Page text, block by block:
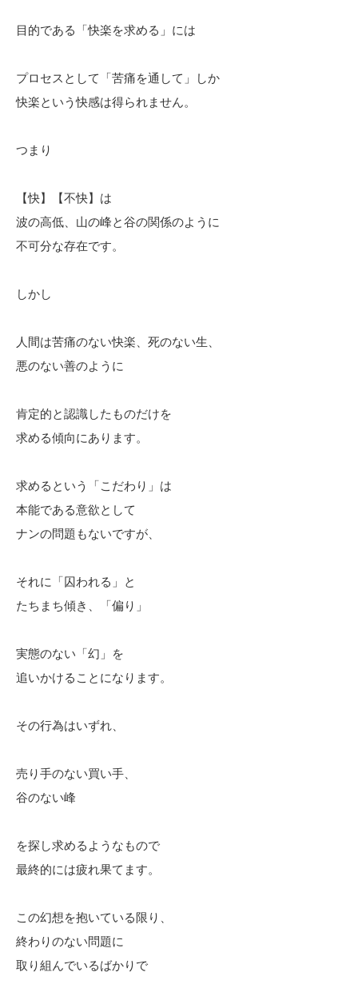
目的である「快楽を求める」には
プロセスとして「苦痛を通して」しか
快楽という快感は得られません。
つまり
【快】【不快】は
波の高低、山の峰と谷の関係のように
不可分な存在です。
しかし
人間は苦痛のない快楽、死のない生、
悪のない善のように
肯定的と認識したものだけを
求める傾向にあります。
求めるという「こだわり」は
本能である意欲として
ナンの問題もないですが、
それに「囚われる」と
たちまち傾き、「偏り」
実態のない「幻」を
追いかけることになります。
その行為はいずれ、
売り手のない買い手、
谷のない峰
を探し求めるようなもので
最終的には疲れ果てます。
この幻想を抱いている限り、
終わりのない問題に
取り組んでいるばかりで